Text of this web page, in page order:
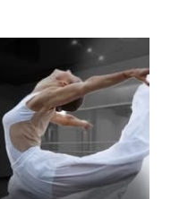
Pero, la publicidad de
público. Entonces,
al Zorro sobre el
necesitabas explicarla
menos es tu voto
Se trata de una